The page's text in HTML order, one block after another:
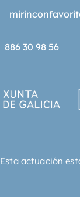
886 30 98 56
Esta actuación